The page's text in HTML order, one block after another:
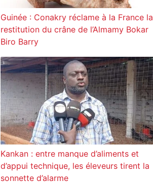
Guinée : Conakry réclame à la France la
restitution du crâne de l’Almamy Bokar
Biro Barry
Kankan : entre manque d’aliments et
d’appui technique, les éleveurs tirent la
sonnette d’alarme